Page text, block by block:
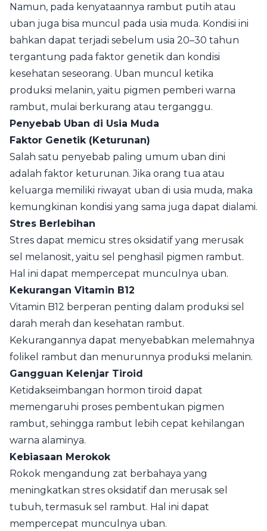
Namun, pada kenyataannya rambut putih atau
uban juga bisa muncul pada usia muda. Kondisi ini
bahkan dapat terjadi sebelum usia 20–30 tahun
tergantung pada faktor genetik dan kondisi
kesehatan seseorang. Uban muncul ketika
produksi melanin, yaitu pigmen pemberi warna
rambut, mulai berkurang atau terganggu.
Penyebab Uban di Usia Muda
Faktor Genetik (Keturunan)
Salah satu penyebab paling umum uban dini
adalah faktor keturunan. Jika orang tua atau
keluarga memiliki riwayat uban di usia muda, maka
kemungkinan kondisi yang sama juga dapat dialami.
Stres Berlebihan
Stres dapat memicu stres oksidatif yang merusak
sel melanosit, yaitu sel penghasil pigmen rambut.
Hal ini dapat mempercepat munculnya uban.
Kekurangan Vitamin B12
Vitamin B12 berperan penting dalam produksi sel
darah merah dan kesehatan rambut.
Kekurangannya dapat menyebabkan melemahnya
folikel rambut dan menurunnya produksi melanin.
Gangguan Kelenjar Tiroid
Ketidakseimbangan hormon tiroid dapat
memengaruhi proses pembentukan pigmen
rambut, sehingga rambut lebih cepat kehilangan
warna alaminya.
Kebiasaan Merokok
Rokok mengandung zat berbahaya yang
meningkatkan stres oksidatif dan merusak sel
tubuh, termasuk sel rambut. Hal ini dapat
mempercepat munculnya uban.